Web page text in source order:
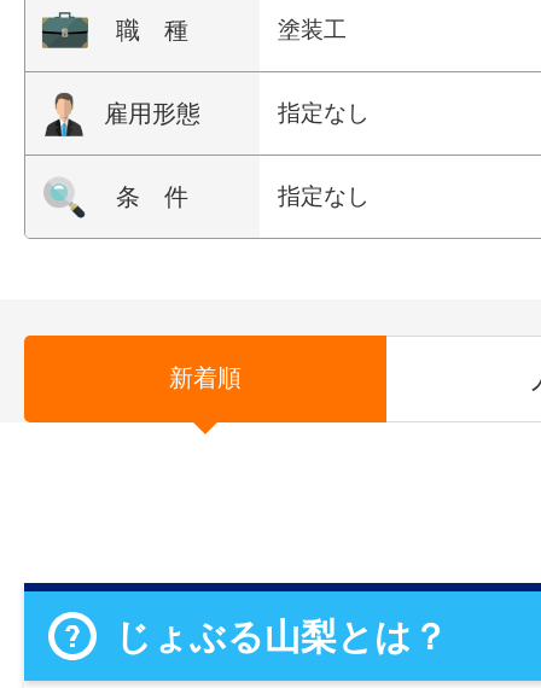
職 種 塗装工
雇用形態 指定なし
条 件 指定なし
新着順
じょぶる山梨とは？